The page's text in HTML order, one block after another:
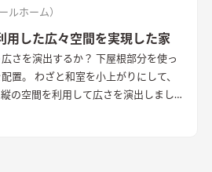
ルホーム）
用した広々空間を実現した家
するか？ 下屋根部分を使っ
りにして、
の空間を利用して広さを演出しまし